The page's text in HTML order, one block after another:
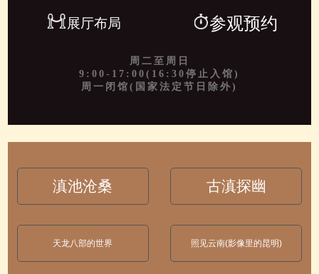
展厅布局 参观预约
周二至周日
9:00-17:00(16:30停止入馆)
周一闭馆(国家法定节日除外)
滇池沧桑 古滇探幽
天龙八部的世界 照见云南(影像里的昆明)